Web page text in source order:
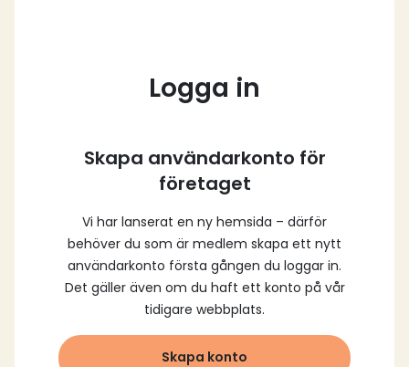
Logga in
Skapa användarkonto för
företaget
Vi har lanserat en ny hemsida – därför
behöver du som är medlem skapa ett nytt
användarkonto första gången du loggar in.
Det gäller även om du haft ett konto på vår
tidigare webbplats.
Skapa konto